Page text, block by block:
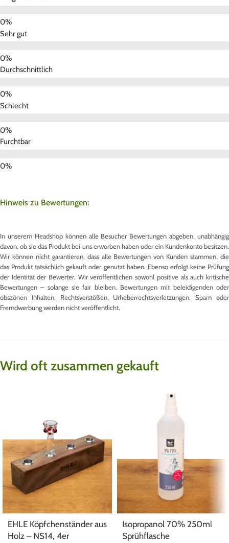
Sehr gut
Durchschnittlich
Schlecht
Furchtbar
Hinweis zu Bewertungen:
In unserem Headshop können alle Besucher Bewertungen abgeben, unabhängig
davon, ob sie das Produkt bei uns erworben haben oder ein Kundenkonto besitzen.
Wir können nicht garantieren, dass alle Bewertungen von Kunden stammen, die
das Produkt tatsächlich gekauft oder genutzt haben. Ebenso erfolgt keine Prüfung
der Identität der Bewerter. Wir veröffentlichen sowohl positive als auch kritische
Bewertungen – solange sie fair bleiben. Bewertungen mit beleidigenden oder
obszönen Inhalten, Rechtsverstößen, Urheberrechtsverletzungen, Spam oder
Fremdwerbung werden nicht veröffentlicht.
Wird oft zusammen gekauft
EHLE Köpfchenständer aus
Holz – NS14, 4er
Isopropanol 70% 250ml
Sprühflasche